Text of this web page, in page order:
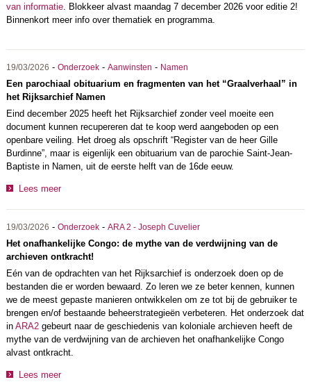
van informatie. Blokkeer alvast maandag 7 december 2026 voor editie 2!
Binnenkort meer info over thematiek en programma.
19/03/2026 - Onderzoek- Aanwinsten - Namen
Een parochiaal obituarium en fragmenten van het “Graalverhaal” in
het Rijksarchief Namen
Eind december 2025 heeft het Rijksarchief zonder veel moeite een
document kunnen recupereren dat te koop werd aangeboden op een
openbare veiling. Het droeg als opschrift “Register van de heer Gille
Burdinne”, maar is eigenlijk een obituarium van de parochie Saint-Jean-
Baptiste in Namen, uit de eerste helft van de 16de eeuw.
Lees meer
19/03/2026 - Onderzoek- ARA 2 - Joseph Cuvelier
Het onafhankelijke Congo: de mythe van de verdwijning van de
archieven ontkracht!
Eén van de opdrachten van het Rijksarchief is onderzoek doen op de
bestanden die er worden bewaard. Zo leren we ze beter kennen, kunnen
we de meest gepaste manieren ontwikkelen om ze tot bij de gebruiker te
brengen en/of bestaande beheerstrategieën verbeteren. Het onderzoek dat
in ARA2gebeurt naar de geschiedenis van koloniale archieven heeft de
mythe van de verdwijning van de archieven het onafhankelijke Congo
alvast ontkracht.
Lees meer